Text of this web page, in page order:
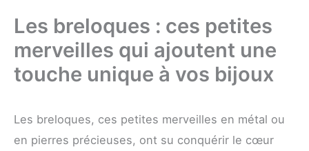
Les breloques : ces petites
merveilles qui ajoutent une
touche unique à vos bijoux
Les breloques, ces petites merveilles en métal ou
en pierres précieuses, ont su conquérir le cœur